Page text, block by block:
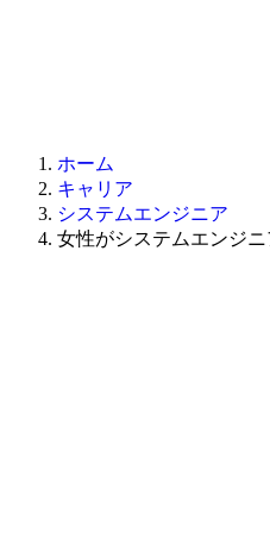
ホーム
キャリア
システムエンジニア
女性がシステムエンジ